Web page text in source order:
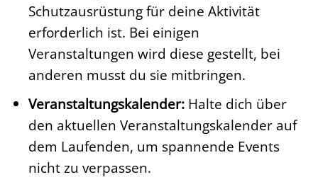
Schutzausrüstung für deine Aktivität
erforderlich ist. Bei einigen
Veranstaltungen wird diese gestellt, bei
anderen musst du sie mitbringen.
Veranstaltungskalender:Halte dich über
den aktuellen Veranstaltungskalender auf
dem Laufenden, um spannende Events
nicht zu verpassen.